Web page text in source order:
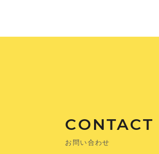
CONTACT
お問い合わせ